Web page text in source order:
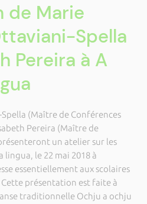
de Marie
Spella
Pereira à A
(Maître de Conférences
Pereira (Maître de
un atelier sur les
lingua, le 22 mai 2018 à
essentiellement aux scolaires
présentation est faite à
traditionnelle Ochju a ochju